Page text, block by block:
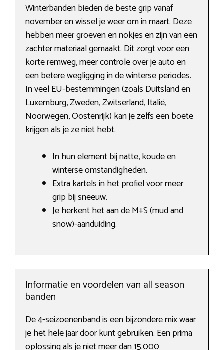
Winterbanden bieden de beste grip vanaf
november en wissel je weer om in maart. Deze
hebben meer groeven en nokjes en zijn van een
zachter materiaal gemaakt. Dit zorgt voor een
korte remweg, meer controle over je auto en
een betere wegligging in de winterse periodes.
In veel EU-bestemmingen (zoals Duitsland en
Luxemburg, Zweden, Zwitserland, Italië,
Noorwegen, Oostenrijk) kan je zelfs een boete
krijgen als je ze niet hebt.
In hun element bij natte, koude en
winterse omstandigheden.
Extra kartels in het profiel voor meer
grip bij sneeuw.
Je herkent het aan de M+S (mud and
snow)-aanduiding.
Informatie en voordelen van all season
banden
De 4-seizoenenband is een bijzondere mix waar
je het hele jaar door kunt gebruiken. Een prima